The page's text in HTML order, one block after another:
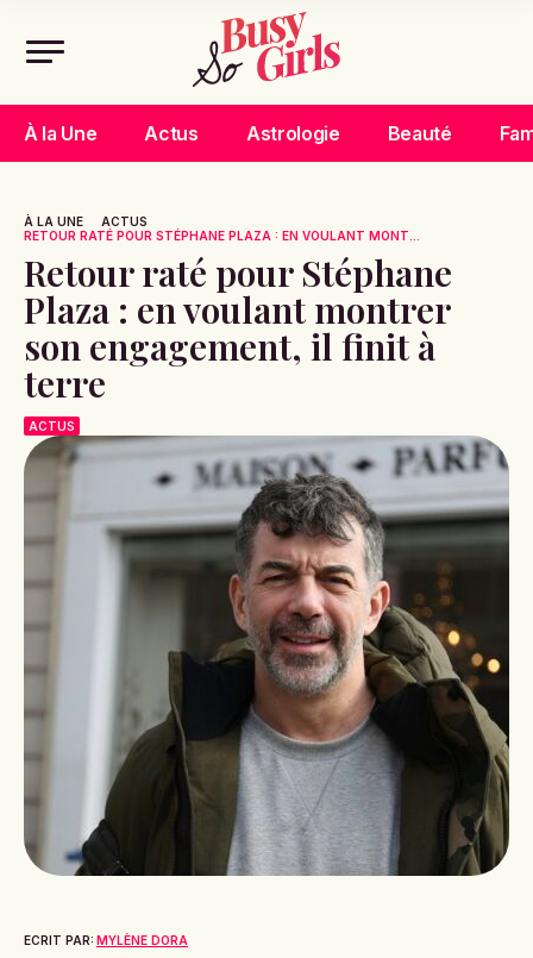
À la Une Actus Astrologie Beauté
À LA UNE
ACTUS
RETOUR RATÉ POUR STÉPHANE PLAZA : EN VOULANT MONT...
Retour raté pour Stéphane
Plaza : en voulant montrer
son engagement, il finit à
terre
ACTUS
ECRIT PAR: MYLÈNE DORA